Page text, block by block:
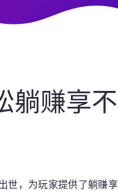
躺赚享
世，为玩家提供了躺赚